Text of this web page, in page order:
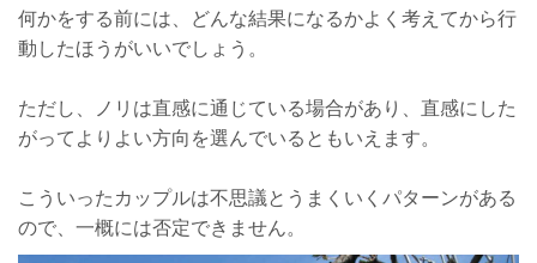
何かをする前には、どんな結果になるかよく考えてから行
動したほうがいいでしょう。
ただし、ノリは直感に通じている場合があり、直感にした
がってよりよい方向を選んでいるともいえます。
こういったカップルは不思議とうまくいくパターンがある
ので、一概には否定できません。